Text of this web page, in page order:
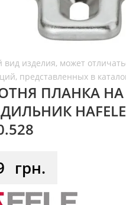
ПЛАНКА НА
HAFELE
грн.